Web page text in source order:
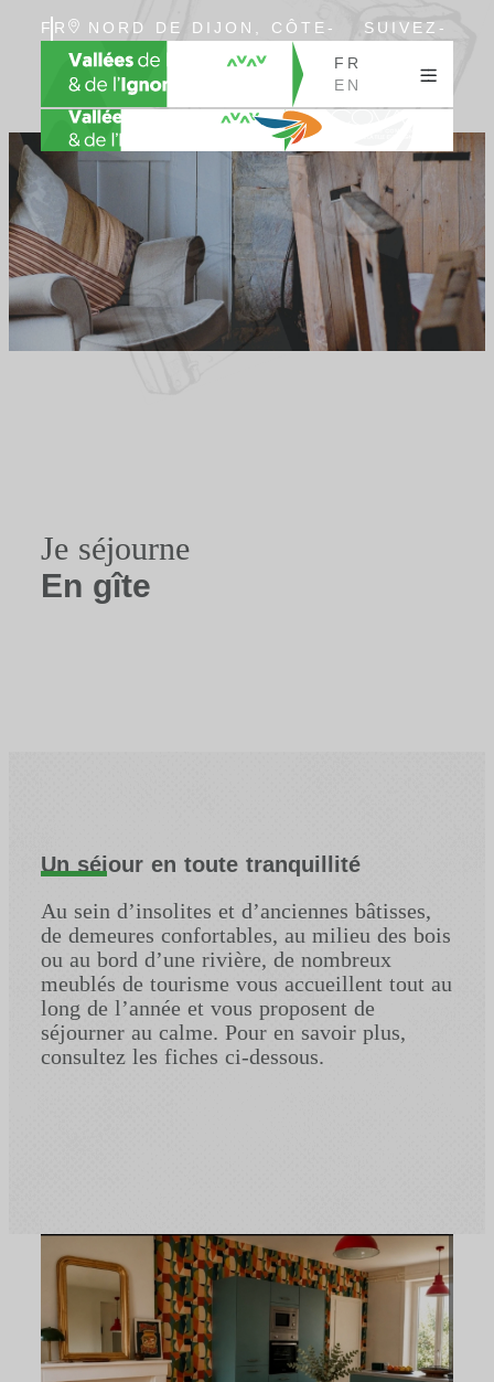
FR
EN
NORD DE DIJON, CÔTE-
D’OR, BOURGOGNE
SUIVEZ-
FR
EN
Je séjourne
En gîte
Un séjour en toute tranquillité
Au sein d’insolites et d’anciennes bâtisses,
de demeures confortables, au milieu des bois
ou au bord d’une rivière, de nombreux
meublés de tourisme vous accueillent tout au
long de l’année et vous proposent de
séjourner au calme. Pour en savoir plus,
consultez les fiches ci-dessous.